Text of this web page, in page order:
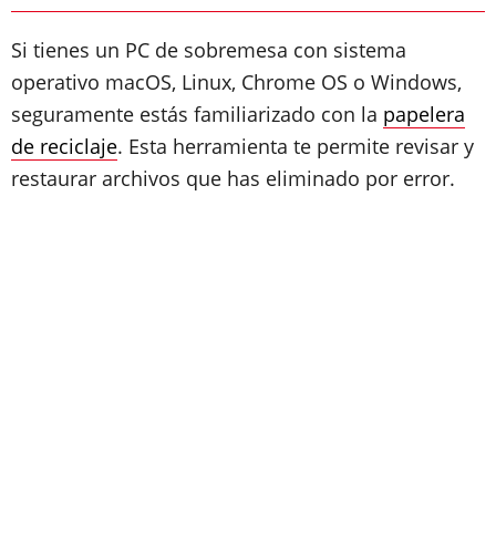
Si tienes un PC de sobremesa con sistema
operativo macOS, Linux, Chrome OS o Windows,
seguramente estás familiarizado con la papelera
de reciclaje. Esta herramienta te permite revisar y
restaurar archivos que has eliminado por error.